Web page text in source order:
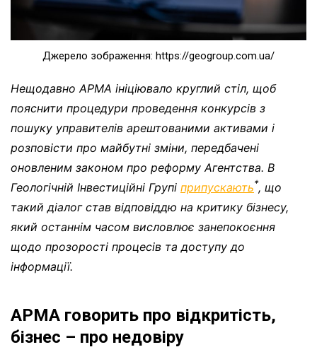
Джерело зображення: https://geogroup.com.ua/
Нещодавно АРМА ініціювало круглий стіл, щоб
пояснити процедури проведення конкурсів з
пошуку управителів арештованими активами і
розповісти про майбутні зміни, передбачені
оновленим законом про реформу Агентства. В
Геологічній Інвестиційні Групі припускають*, що
такий діалог став відповіддю на критику бізнесу,
який останнім часом висловлює занепокоєння
щодо прозорості процесів та доступу до
інформації.
АРМА говорить про відкритість,
бізнес – про недовіру